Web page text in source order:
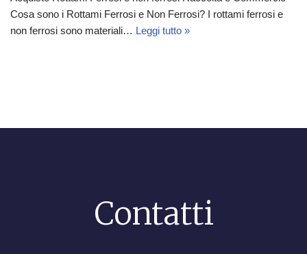
Cosa sono i Rottami Ferrosi e Non Ferrosi? I rottami ferrosi e
non ferrosi sono materiali… Leggi tutto »
Contatti